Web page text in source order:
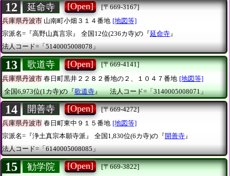
12 延命寺 [Open]
[〒669-3167]
兵庫県丹波市 山南町小畑３１４番地 [地図等]
宗派名=『高野山真言宗』
全国12位(236カ寺)の『延命寺』
法人コード=「5140005008078」
13 歌道寺 [Open]
[〒669-4141]
兵庫県丹波市 春日町黒井２２８２番地の２、１０４７番地 [地図等]
全国6,973位(1カ寺)の『歌道寺』 法人コード=「3140005008071」
14 開善寺 [Open]
[〒669-4272]
兵庫県丹波市 春日町東中９１５番地 [地図等]
宗派名=『浄土真宗本願寺派』
全国1,830位(6カ寺)の『開善寺 』
法人コード=「6140005008085」
15 勧学院 [Open]
[〒669-3822]